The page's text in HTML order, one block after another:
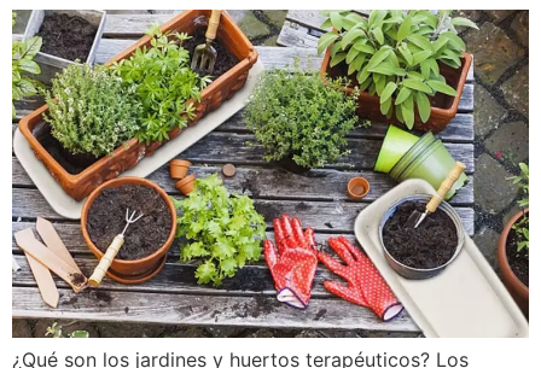
¿Qué son los jardines y huertos terapéuticos? Los